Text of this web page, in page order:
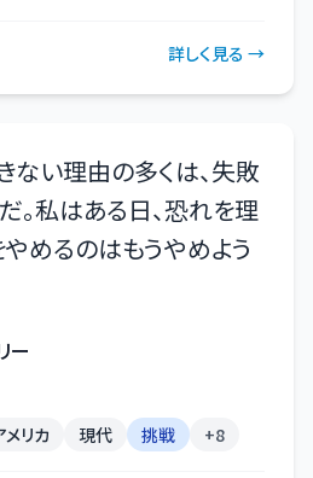
詳しく見る →
ない理由の多くは、失敗
。私はある日、恐れを理
めるのはもうやめよう
ー
メリカ 現代 挑戦 +8